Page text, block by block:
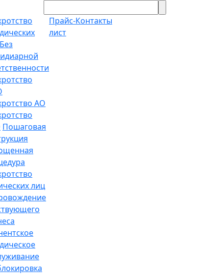
Без
АО
Пошаговая
лиц
Прайс-
лист
Контакты